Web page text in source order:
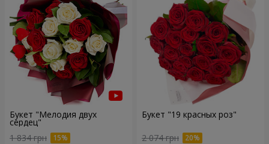
Букет "Мелодия двух
сердец"
1 834 грн
Букет "19 красных роз"
2 074 грн